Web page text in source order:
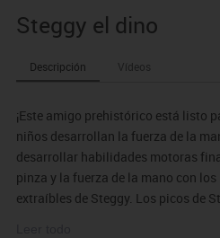
Steggy el dino
Descripción Vídeos
¡Este amigo prehistórico está listo
niños desarrollan la fuerza de la
desarrollar habilidades motoras
pinza y la fuerza de la mano con
extraíbles de Steggy. Los picos de